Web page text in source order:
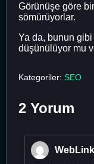
Görünüşe göre
sömürüyorlar.
Ya da, bunun gibi
düşünülüyor mu
Kategoriler: SEO
2 Yorum